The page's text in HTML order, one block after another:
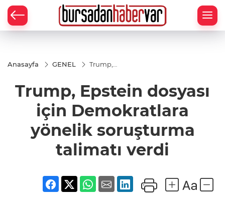
Anasayfa GENEL
Trump,
Demokratlara
yönelik
soruşturma
talimatı verdi
Trump, Epstein dosyası
için Demokratlara
yönelik soruşturma
talimatı verdi